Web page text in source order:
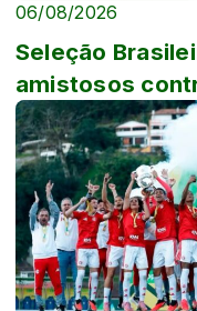
06/08/2026
Seleção
amistosos